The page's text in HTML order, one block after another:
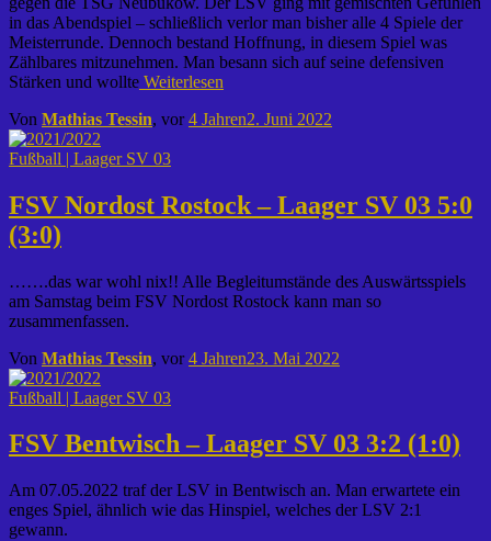
in das Abendspiel – schließlich verlor man bisher alle 4 Spiele der
Meisterrunde. Dennoch bestand Hoffnung, in diesem Spiel was
Zählbares mitzunehmen. Man besann sich auf seine defensiven
Stärken und wollte Weiterlesen
Von Mathias Tessin, vor4 Jahren2. Juni 2022
Fußball | Laager SV 03
FSV Nordost Rostock – Laager SV 03 5:0
(3:0)
…….das war wohl nix!! Alle Begleitumstände des Auswärtsspiels
am Samstag beim FSV Nordost Rostock kann man so
zusammenfassen.
Von Mathias Tessin, vor4 Jahren23. Mai 2022
Fußball | Laager SV 03
FSV Bentwisch – Laager SV 03 3:2 (1:0)
Am 07.05.2022 traf der LSV in Bentwisch an. Man erwartete ein
enges Spiel, ähnlich wie das Hinspiel, welches der LSV 2:1
gewann.